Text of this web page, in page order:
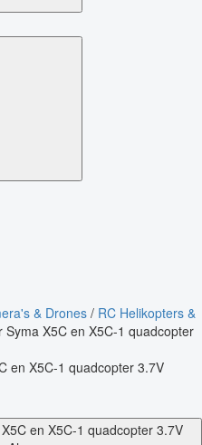
& Drones / RC Helikopters &
Syma X5C en X5C-1 quadcopter